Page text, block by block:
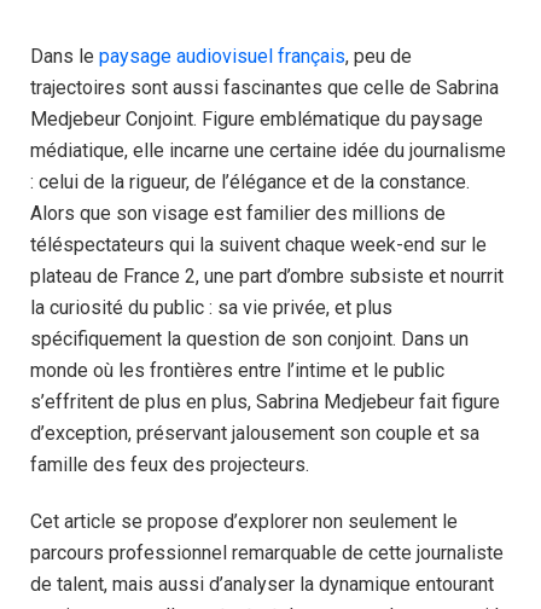
Dans le paysage audiovisuel français, peu de
trajectoires sont aussi fascinantes que celle de Sabrina
Medjebeur Conjoint. Figure emblématique du paysage
médiatique, elle incarne une certaine idée du journalisme
: celui de la rigueur, de l’élégance et de la constance.
Alors que son visage est familier des millions de
téléspectateurs qui la suivent chaque week-end sur le
plateau de France 2, une part d’ombre subsiste et nourrit
la curiosité du public : sa vie privée, et plus
spécifiquement la question de son conjoint. Dans un
monde où les frontières entre l’intime et le public
s’effritent de plus en plus, Sabrina Medjebeur fait figure
d’exception, préservant jalousement son couple et sa
famille des feux des projecteurs.
Cet article se propose d’explorer non seulement le
parcours professionnel remarquable de cette journaliste
de talent, mais aussi d’analyser la dynamique entourant